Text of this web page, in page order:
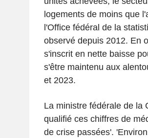
logements de moins que
l'Office fédéral de la
observé depuis 2012. En
s'inscrit en nette baisse
s'être maintenu aux
et 2023.
La ministre fédérale de la
qualifié ces chiffres de
de crise passées'.